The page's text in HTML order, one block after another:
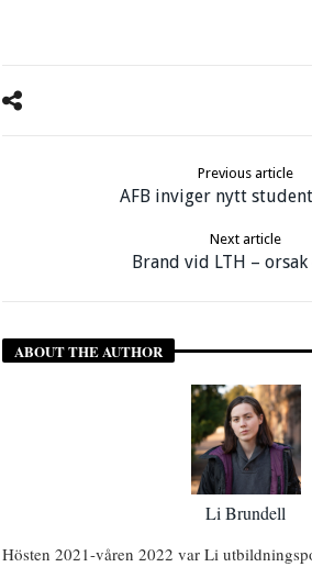
Previous article
AFB inviger nytt
Next article
Brand vid LTH – orsak
ABOUT THE AUTHOR
Li Brundell
Hösten 2021-våren 2022 var Li